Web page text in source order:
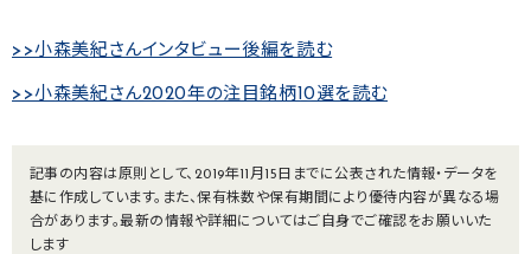
>>小森美紀さんインタビュー後編を読む
>>小森美紀さん2020年の注目銘柄10選を読む
記事の内容は原則として、2019年11月15日までに公表された情報・データを
基に作成しています。また、保有株数や保有期間により優待内容が異なる場
合があります。最新の情報や詳細についてはご自身でご確認をお願いいた
します